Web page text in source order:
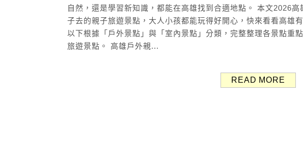
自然，還是學習新知識，都能在高雄找到合適地點。 本文2026
子去的親子旅遊景點，大人小孩都能玩得好開心，快來看看高雄
以下根據「戶外景點」與「室內景點」分類，完整整理各景點重
旅遊景點。 高雄戶外親...
READ MORE